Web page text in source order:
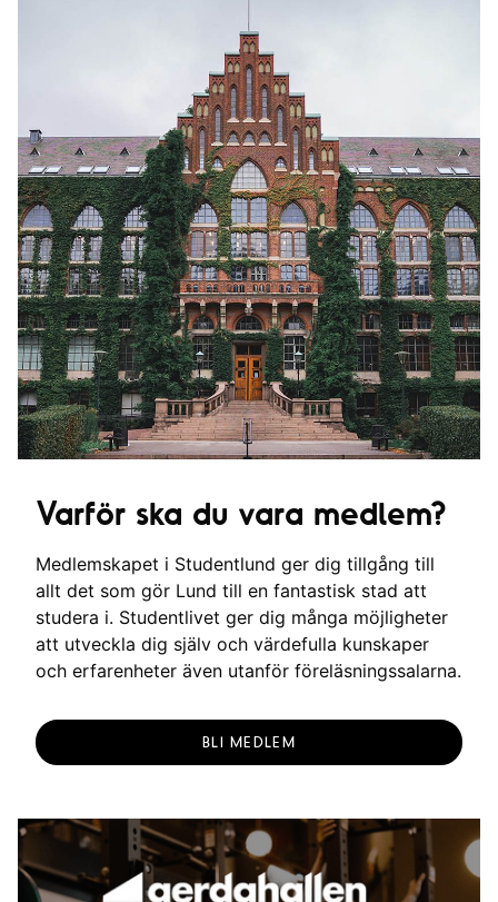
Varför ska du vara medlem?
Medlemskapet i Studentlund ger dig tillgång till
allt det som gör Lund till en fantastisk stad att
studera i. Studentlivet ger dig många möjligheter
att utveckla dig själv och värdefulla kunskaper
och erfarenheter även utanför föreläsningssalarna.
BLI MEDLEM